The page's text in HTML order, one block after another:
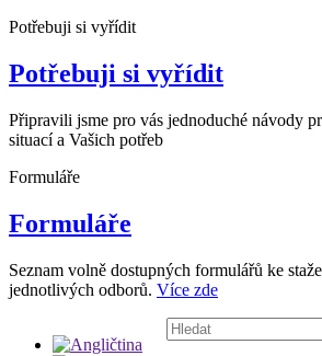
Potřebuji si vyřídit
Potřebuji si vyřídit
Připravili jsme pro vás jednoduché návody
situací a Vašich potřeb
Formuláře
Formuláře
Seznam volně dostupných formulářů ke
jednotlivých odborů. Více zde
Vyhledávání: